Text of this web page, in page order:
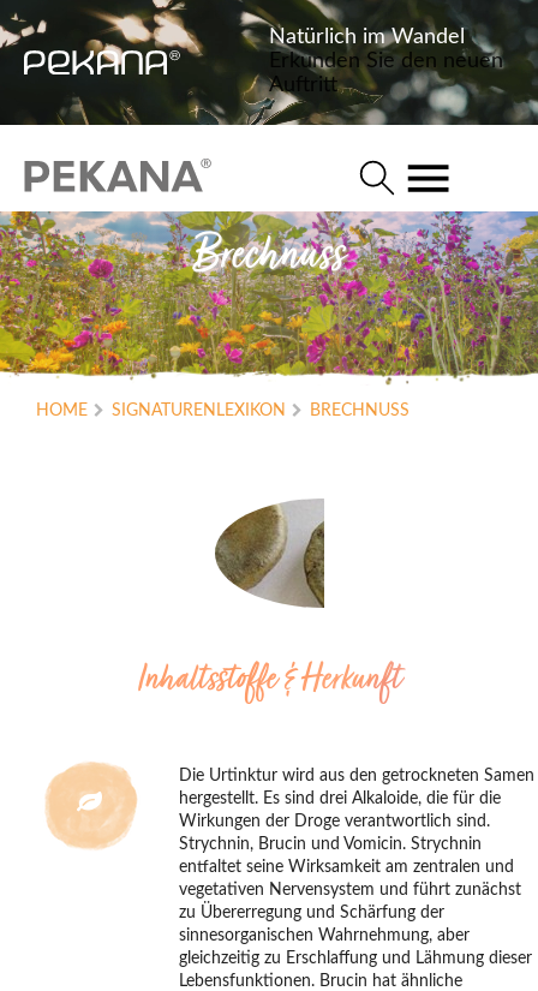
Natürlich im Wandel
Erkunden Sie den neuen
Auftritt
Brechnuss
HOME SIGNATURENLEXIKON BRECHNUSS
Inhaltsstoffe & Herkunft
Die Urtinktur wird aus den getrockneten Samen
hergestellt. Es sind drei Alkaloide, die für die
Wirkungen der Droge verantwortlich sind.
Strychnin, Brucin und Vomicin. Strychnin
entfaltet seine Wirksamkeit am zentralen und
vegetativen Nervensystem und führt zunächst
zu Übererregung und Schärfung der
sinnesorganischen Wahrnehmung, aber
gleichzeitig zu Erschlaffung und Lähmung dieser
Lebensfunktionen. Brucin hat ähnliche